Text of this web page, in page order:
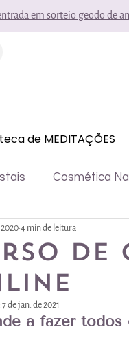
em sorteio geodo de
de MEDITAÇÕES
Cosmética
Outras dicas
4 min de leitura
7 de jan. de 2021
a fazer